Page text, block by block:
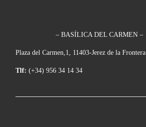
– BASÍLICA DEL CARMEN –
Plaza del Carmen,1, 11403-Jerez de la Frontera.
Tlf: (+34) 956 34 14 34